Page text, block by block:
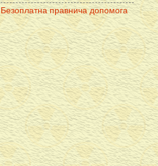
Безоплатна правнича допомога